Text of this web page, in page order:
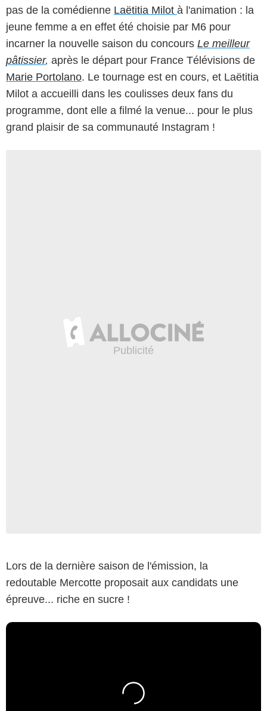
pas de la comédienne Laëtitia Milot à l'animation : la
jeune femme a en effet été choisie par M6 pour
incarner la nouvelle saison du concours Le meilleur
pâtissier, après le départ pour France Télévisions de
Marie Portolano. Le tournage est en cours, et Laëtitia
Milot a accueilli dans les coulisses deux fans du
programme, dont elle a filmé la venue... pour le plus
grand plaisir de sa communauté Instagram !
Lors de la dernière saison de l'émission, la
redoutable Mercotte proposait aux candidats une
épreuve... riche en sucre !